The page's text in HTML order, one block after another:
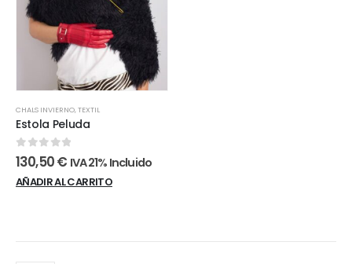
CHALS INVIERNO,TEXTIL
Estola Peluda
0out of 5
130,50€ IVA 21% Incluido
AÑADIR AL CARRITO